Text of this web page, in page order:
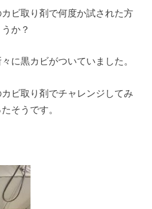
ビ取り剤で何度か試された方
か？
に黒カビがついていました。
ビ取り剤でチャレンジしてみ
そうです。